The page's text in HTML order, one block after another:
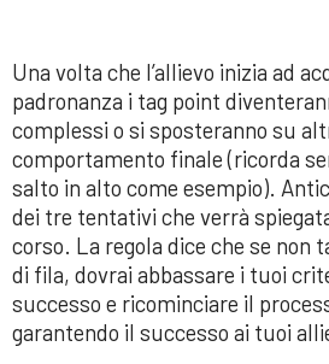
Una volta che l’allievo inizia ad
padronanza i tag point
complessi o si sposteranno su
comportamento finale (ricorda
salto in alto come esempio).
dei tre tentativi che verrà
corso. La regola dice che se non
di fila, dovrai abbassare i tuoi
successo e ricominciare il
garantendo il successo ai tuoi